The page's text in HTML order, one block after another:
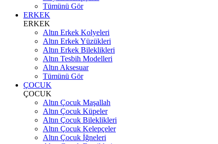
Tümünü Gör
ERKEK
ERKEK
Altın Erkek Kolyeleri
Altın Erkek Yüzükleri
Altın Erkek Bileklikleri
Altın Tesbih Modelleri
Altın Aksesuar
Tümünü Gör
ÇOCUK
ÇOCUK
Altın Çocuk Maşallah
Altın Çocuk Küpeler
Altın Çocuk Bileklikleri
Altın Çocuk Kelepçeler
Altın Çocuk İğneleri